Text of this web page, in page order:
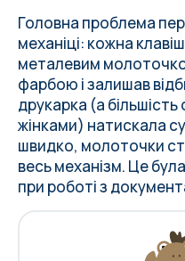
Головна проблема
механіці: кожна
металевим
фарбою і залишав
друкарка (а
жінками) натискала
швидко, молоточки
весь механізм. Це
при роботі з